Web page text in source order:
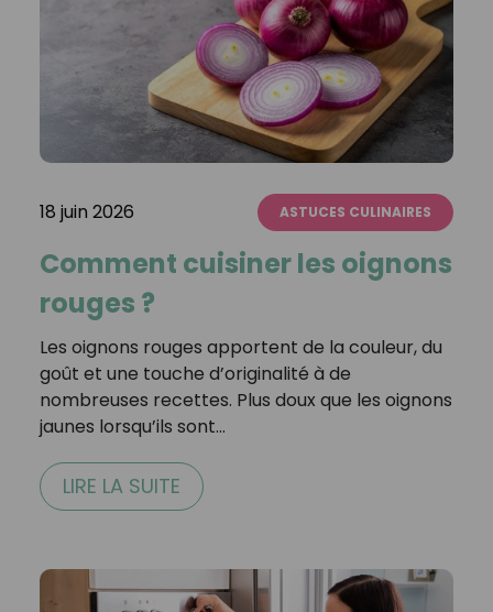
18 juin 2026 ASTUCES CULINAIRES
Comment cuisiner les oignons
rouges ?
Les oignons rouges apportent de la couleur, du
goût et une touche d’originalité à de
nombreuses recettes. Plus doux que les oignons
jaunes lorsqu’ils sont…
LIRE LA SUITE